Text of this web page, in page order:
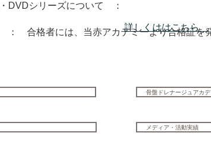
DVDシリーズについて ：
合格者には、当赤アカデミーより合格証を発
​詳しくははこちら
骨盤ドレナージュアカ
メディア・活動実績